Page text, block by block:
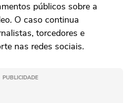
públicos sobre a
O caso continua
torcedores e
nas redes sociais.
PUBLICIDADE